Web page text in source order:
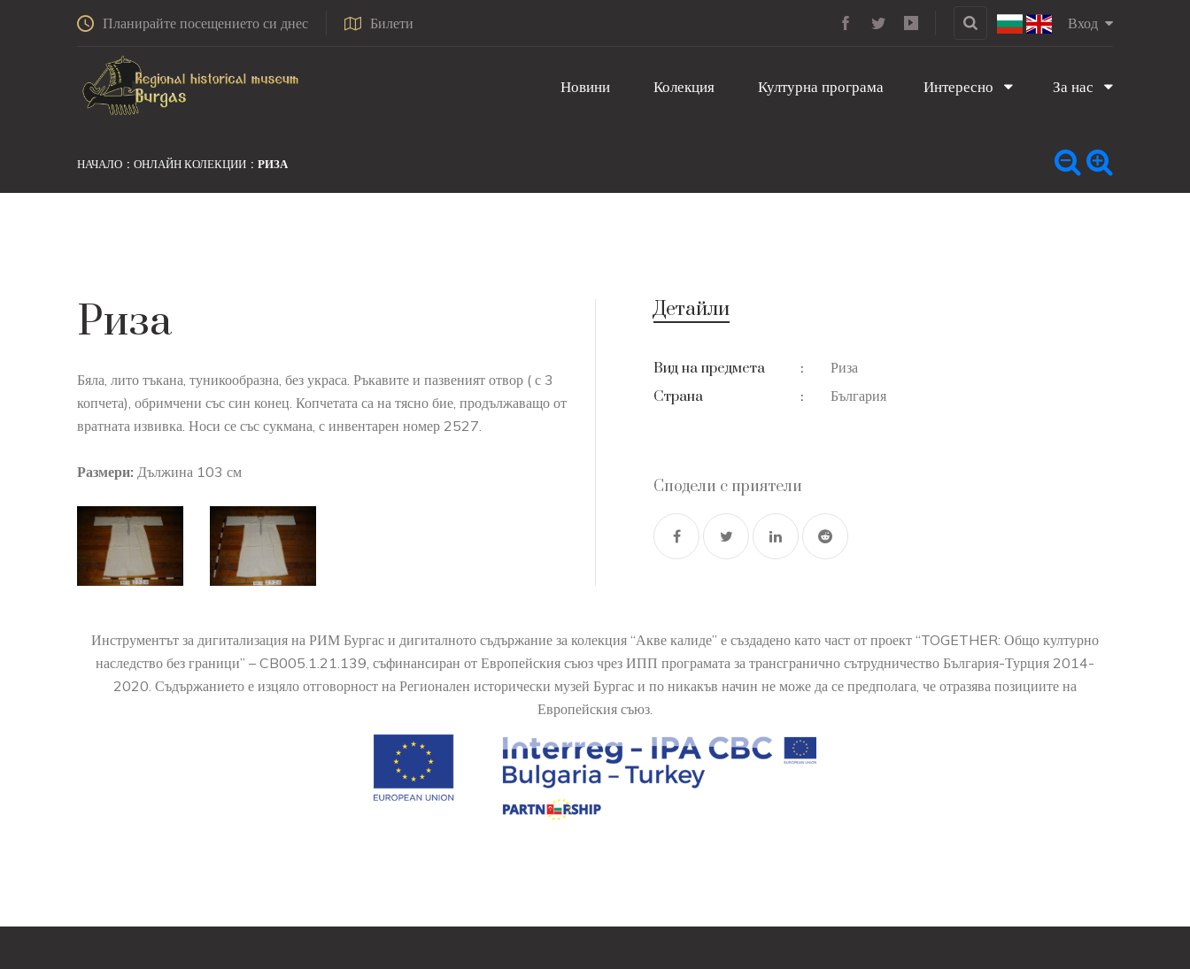
Планирайте посещението си днес Билети Вход
Новини Колекция Културна програма Интересно За нас
НАЧАЛО ОНЛАЙН КОЛЕКЦИИ РИЗА
Риза
Бяла, лито тъкана, туникообразна, без украса. Ръкавите и пазвеният отвор ( с 3
копчета), обримчени със син конец. Копчетата са на тясно бие, продължаващо от
вратната извивка. Носи се със сукмана, с инвентарен номер 2527.
Размери: Дължина 103 см
Детайли
Вид на предмета :
Риза
Страна
: България
Сподели с приятели
Инструментът за дигитализация на РИМ Бургас и дигиталното съдържание за колекция “Акве калиде” е създадено като част от проект “TOGETHER: Общо културно
наследство без граници” – CB005.1.21.139, съфинансиран от Европейския съюз чрез ИПП програмата за трансгранично сътрудничество България-Турция 2014-
2020. Съдържанието е изцяло отговорност на Регионален исторически музей Бургас и по никакъв начин не може да се предполага, че отразява позициите на
Европейския съюз.